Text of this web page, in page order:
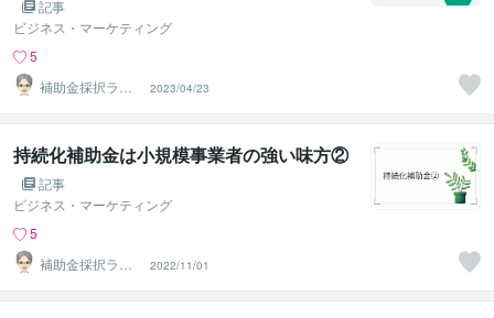
記事
ビジネス・マーケティング
5
補助金採択ラボ
【事業計画書販
売】
2023/04/23
持続化補助金は小規模事業者の強い味方②
記事
ビジネス・マーケティング
5
補助金採択ラボ
【事業計画書販
売】
2022/11/01